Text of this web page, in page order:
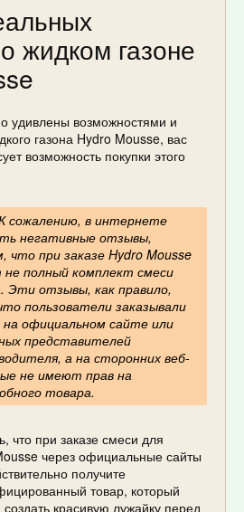
жидком газоне
удивлены возможностями и
газона Hydro Mousse, вас
возможность покупки этого
сожалению, в интернете
негативные отзывы,
что при заказе Hydro Mousse
полный комплект смеси
Эти отзывы, как правило,
пользователи заказывали
на официальном сайте или
представителей
а на сторонних веб-
не имеют прав на
товара.
что при заказе смеси для
через официальные сайты
получите
товар, который
красивую лужайку перед